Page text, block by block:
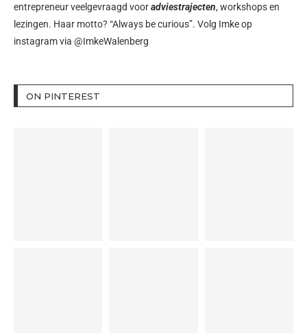
entrepreneur veelgevraagd vooradviestrajecten, workshops en
lezingen. Haar motto? “Always be curious”. Volg Imke op
instagram via @ImkeWalenberg
ON PINTEREST